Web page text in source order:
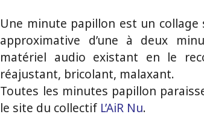
Une minute papillon est un collage
approximative d’une à deux
matériel audio existant en le
réajustant, bricolant, malaxant.
Toutes les minutes papillon
le site du collectif L’AiR Nu.